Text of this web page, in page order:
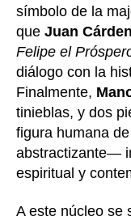
símbolo de la
que Juan
Felipe el
diálogo con la
Finalmente,
tinieblas, y dos
figura humana
abstractizante—
espiritual y
A este núcleo se